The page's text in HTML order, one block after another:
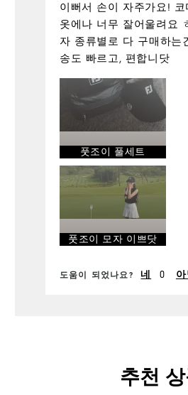
이뻐서 손이 자주가요! 코
옷에나 너무 잘어울려요
자 종류별로 다 구매하는
송도 빠르고, 편합니닷
풋조이 풀세트
풋조이 모자 이쁘닷
도움이 되었나요? 네 0
추천